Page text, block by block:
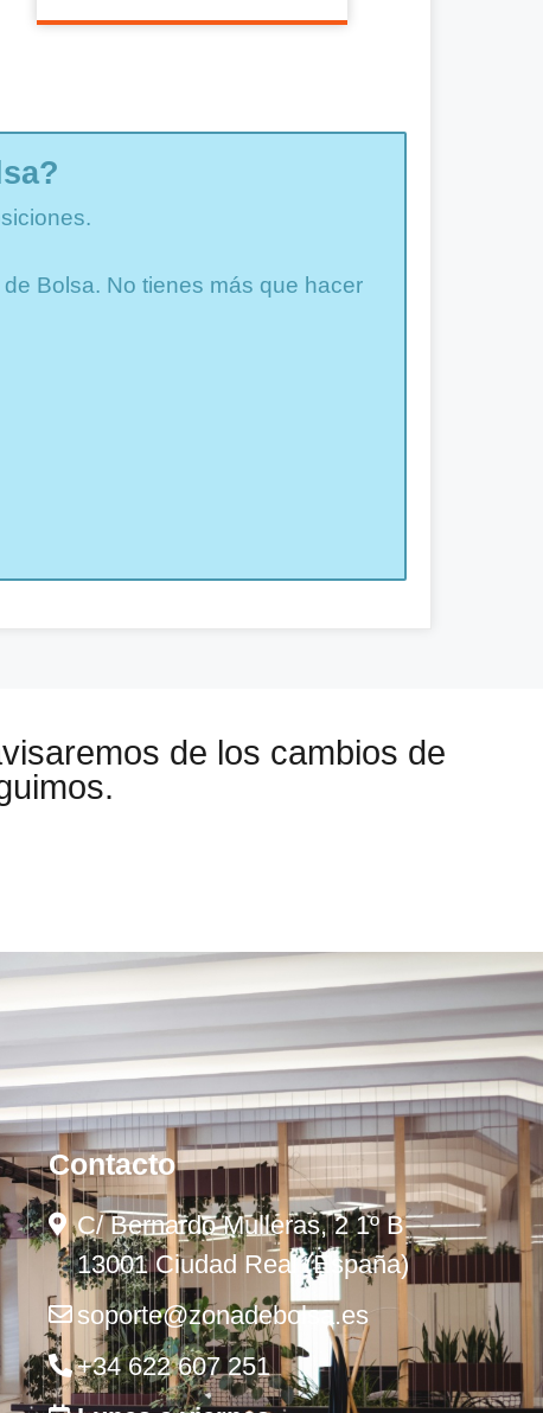
Bolsa. No tienes más que hacer
de los cambios de
Contacto
C/ Bernardo Mulleras, 2 1º B
13001 Ciudad Real (España)
soporte@zonadebolsa.es
+34 622 607 251